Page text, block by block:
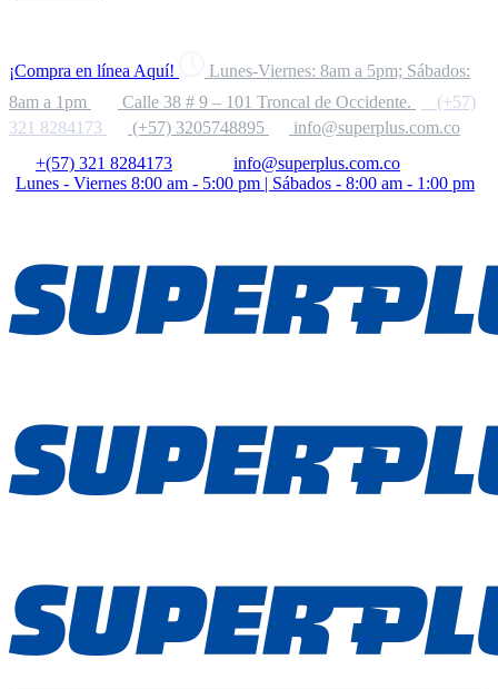
¡Compra en línea Aquí!
Lunes-Viernes: 8am a 5pm; Sábados:
8am a 1pm
Calle 38 # 9 – 101 Troncal de Occidente.
(+57)
321 8284173
(+57) 3205748895
info@superplus.com.co
+(57) 321 8284173
info@superplus.com.co
Lunes - Viernes 8:00 am - 5:00 pm | Sábados - 8:00 am - 1:00 pm